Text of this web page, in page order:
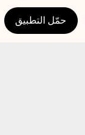
حمّل التطبيق